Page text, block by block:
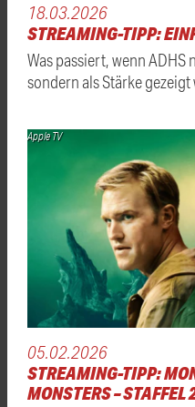
18.03.2026
STREAMING-TIPP:
Was passiert, wenn ADHS
sondern als Stärke
Apple TV
05.02.2026
STREAMING-TIPP:
MONSTERS – STAFFEL